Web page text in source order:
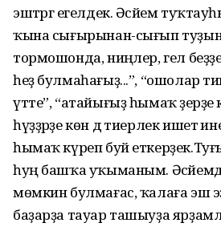
эштәргә егелдек. Әсәйем
ҡына сығырынан-сығып
тормошонда, ниңәлер, гел беҙҙе
һеҙ булмаһағыҙ...”, “ошолар
үтте”, “атайығыҙ һымаҡ
һүҙҙәрҙе көн дә тиерлек ишетә
һымаҡ күреп буй
һуң башҡа уҡыманым.
мөмкин булмағас, ҡалаға эш
баҙарҙа тауар ташыуҙа